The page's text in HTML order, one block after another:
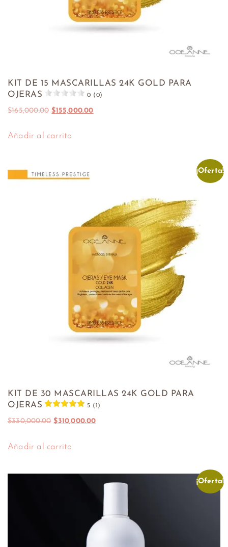
KIT DE 15 MASCARILLAS 24K GOLD PARA
OJERAS
0 (0)
$165,000.00 $155,000.00
Añadir al carrito
¡Oferta!
KIT DE 30 MASCARILLAS 24K GOLD PARA
OJERAS
5 (1)
$330,000.00 $310,000.00
Añadir al carrito
¡Oferta!